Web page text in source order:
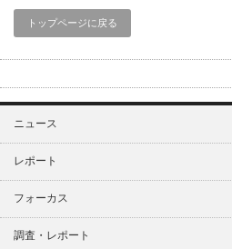
トップページに戻る
ニュース
レポート
フォーカス
調査・レポート